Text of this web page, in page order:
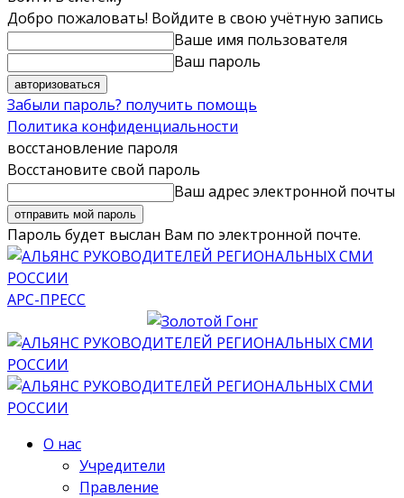
Добро пожаловать! Войдите в свою учётную запись
Ваше имя пользователя
Ваш пароль
Забыли пароль? получить помощь
Политика конфиденциальности
восстановление пароля
Восстановите свой пароль
Ваш адрес электронной почты
Пароль будет выслан Вам по электронной почте.
АРС-ПРЕСС
О нас
Учредители
Правление